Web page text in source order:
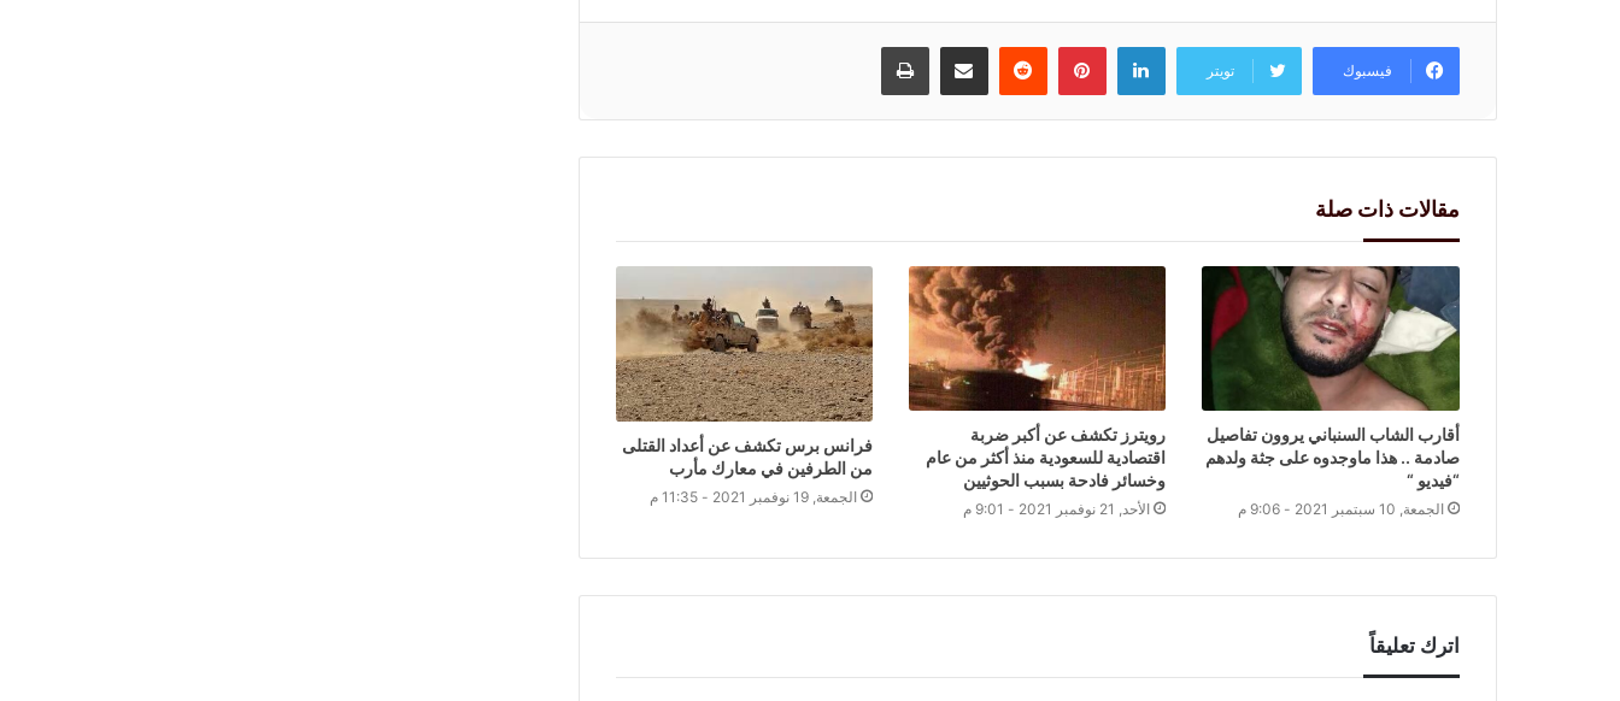
فيسبوك تويتر
لينكدإنبينتيريست
‏Reddit مشاركة عبر البريد طباعة
مقالات ذات صلة
أقارب الشاب السنباني يروون تفاصيل
صادمة .. هذا ماوجدوه على جثة ولدهم
“فيديو “
الجمعة, 10 سبتمبر 2021 - 9:06 م
رويترز تكشف عن أكبر ضربة
اقتصادية للسعودية منذ أكثر من عام
وخسائر فادحة بسبب الحوثيين
الأحد, 21 نوفمبر 2021 - 9:01 م
فرانس برس تكشف عن أعداد القتلى
من الطرفين في معارك مأرب
الجمعة, 19 نوفمبر 2021 - 11:35 م
اترك تعليقاً